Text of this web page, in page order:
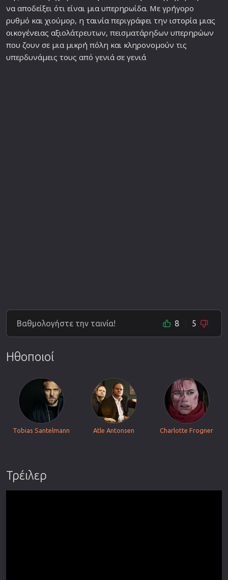
να αποδείξει ότι είναι μια υπερηρωίδα. Με γρήγορο
ρυθμό και χιούμορ, η ταινίαπεριγράφει την ιστορίαμιας
οικογένειας αξιολάτρευτων, πεισματάρηδων υπερηρώων
που ζουν σε μια μικρή πόλη και κληρονομούν τις
υπερδυνάμεις τους από γενιά σε γενιά
Βαθμολογήστε την ταινία! 8 5
Ηθοποιοί
Tobias Santelmann Atle Antonsen Charlotte Frogner
Τρέιλερ